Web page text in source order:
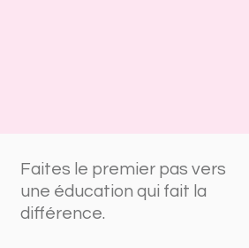
Faites le premier pas vers
une éducation qui fait la
différence.